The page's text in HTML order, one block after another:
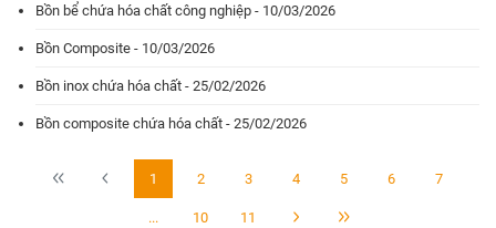
Bồn bể chứa hóa chất công nghiệp - 10/03/2026
Bồn Composite - 10/03/2026
Bồn inox chứa hóa chất - 25/02/2026
Bồn composite chứa hóa chất - 25/02/2026
1 2 3 4 5 6 7
... 10 11